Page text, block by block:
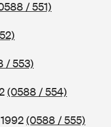
/ 551)
/ 553)
(0588 / 554)
(0588 / 555)